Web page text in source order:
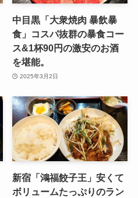
中目黒「大衆焼肉 暴飲暴
食」コスパ抜群の暴食コー
ス&1杯90円の激安のお酒
を堪能。
2025年3月2日
新宿「鴻福餃子王」安くて
ボリュームたっぷりのラン